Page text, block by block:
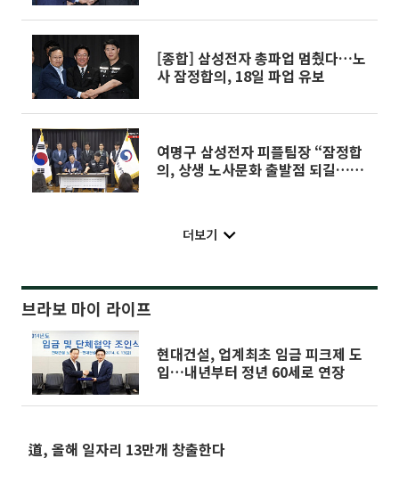
[종합] 삼성전자 총파업 멈췄다…노
사 잠정합의, 18일 파업 유보
여명구 삼성전자 피플팀장 “잠정합
의, 상생 노사문화 출발점 되길…합
더보기
브라보 마이 라이프
현대건설, 업계최초 임금 피크제 도
입…내년부터 정년 60세로 연장
道, 올해 일자리 13만개 창출한다